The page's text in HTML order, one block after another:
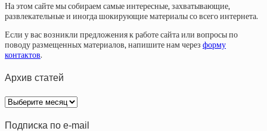
На этом сайте мы собираем самые интересные, захватывающие,
развлекательные и иногда шокирующие материалы со всего интернета.
Если у вас возникли предложения к работе сайта или вопросы по
поводу размещенных материалов, напишите нам через форму
контактов.
Архив статей
Архив
статей
Подписка по e-mail